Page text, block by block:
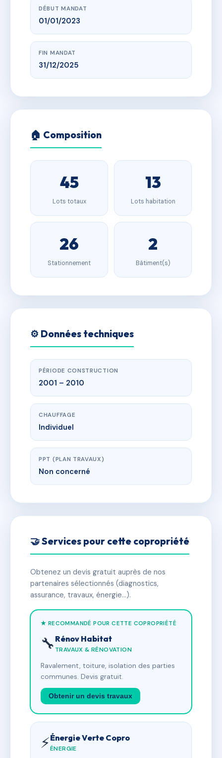
DÉBUT MANDAT
01/01/2023
FIN MANDAT
31/12/2025
🏠 Composition
45
Lots totaux
13
Lots habitation
26
Stationnement
2
Bâtiment(s)
⚙️ Données techniques
PÉRIODE CONSTRUCTION
2001 – 2010
CHAUFFAGE
Individuel
PPT (PLAN TRAVAUX)
Non concerné
🤝 Services pour cette copropriété
Obtenez un devis gratuit auprès de nos
partenaires sélectionnés (diagnostics,
assurance, travaux, énergie…).
★ RECOMMANDÉ POUR CETTE COPROPRIÉTÉ
🔧 Rénov Habitat
TRAVAUX & RÉNOVATION
Ravalement, toiture, isolation des parties
communes. Devis gratuit.
Obtenir un devis travaux
⚡Énergie Verte Copro
ÉNERGIE